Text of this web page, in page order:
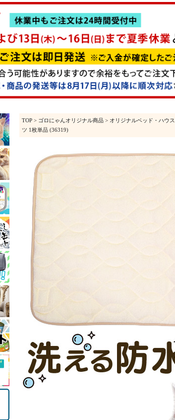
TOP > ゴロにゃんオリジナル商品 > オリジナルベッド・ハウス
ツ 1枚単品 (36319)